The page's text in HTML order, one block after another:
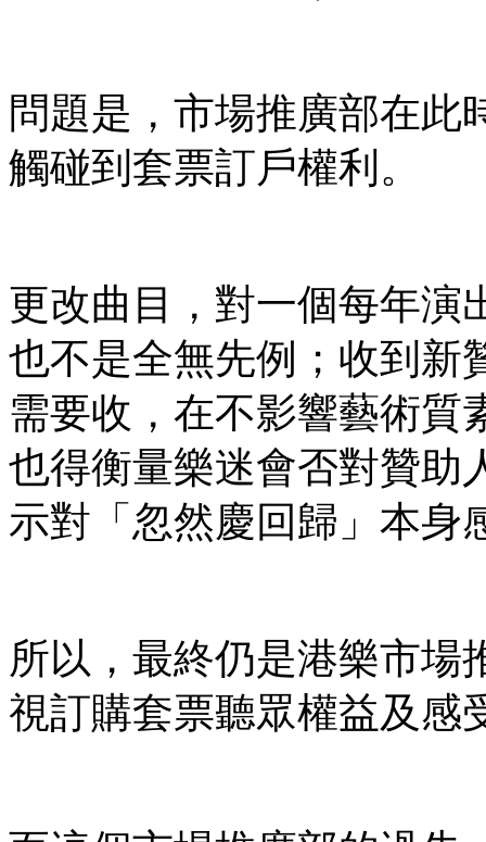
問題是，市場推廣部在此
觸碰到套票訂戶權利。
更改曲目，對一個每年演
也不是全無先例；收到新
需要收，在不影響藝術質
也得衡量樂迷會否對贊助
示對「忽然慶回歸」本身
所以，最終仍是港樂市場
視訂購套票聽眾權益及感